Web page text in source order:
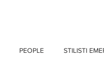
PEOPLE STILISTI